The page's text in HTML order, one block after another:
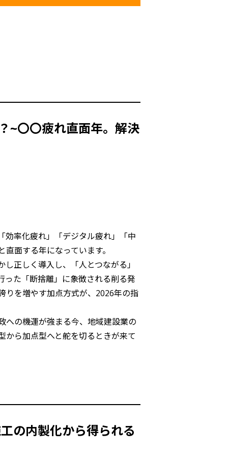
~〇〇疲れ直面年。解決
効率化疲れ」「デジタル疲れ」「中
面する年になっています。
正しく導入し、「人とつながる」
った「断捨離」に象徴される削る発
りを増やす加点方式が、2026年の指
への機運が強まる今、地域建設業の
から加点型へと舵を切るときが来て
の内製化から得られる